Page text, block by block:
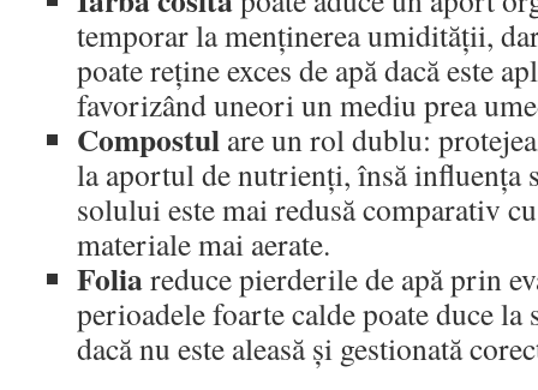
temporar la menținerea umidității,
poate reține exces de apă dacă este
favorizând uneori un mediu prea
Compostul are un rol dublu:
la aportul de nutrienți, însă influența
solului este mai redusă comparativ
materiale mai aerate.
Foliareduce pierderile de apă prin
perioadele foarte calde poate duce
dacă nu este aleasă și gestionată